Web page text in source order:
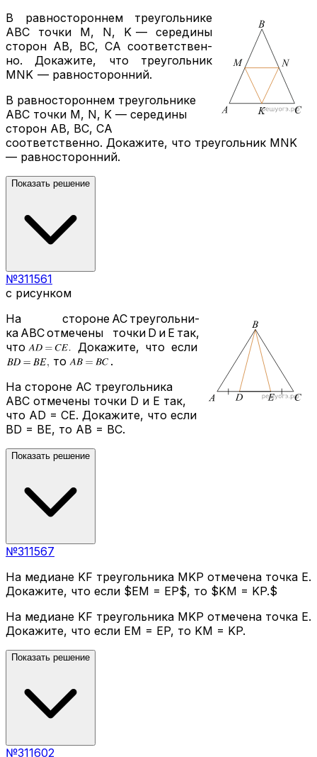
В рав­но­сто­рон­нем тре­уголь­ни­ке
ABC точки M, N, K — се­ре­ди­ны
сто­рон АВ, ВС, СА со­от­вет­ствен­
но. До­ка­жи­те, что тре­уголь­ник
MNK — рав­но­сто­рон­ний.
В равностороннем треугольнике
ABC точки M, N, K — середины
сторон AB, BC, CA
соответственно. Докажите, что треугольник MNK
— равносторонний.
Показать решение
№311561
с рисунком
На сто­ро­не ACтре­уголь­ни­
ка ABCот­ме­че­ны точки D и E так,
что
До­ка­жи­те, что если
то
.
На стороне AC треугольника
ABC отмечены точки D и E так,
что AD = CE. Докажите, что если
BD = BE, то AB = BC.
Показать решение
№311567
На медиане KF треугольника MKP отмечена точка E.
Докажите, что если $EM = EP$, то $KM = KP.$
На медиане KF треугольника MKP отмечена точка E.
Докажите, что если EM = EP, то KM = KP.
Показать решение
№311602